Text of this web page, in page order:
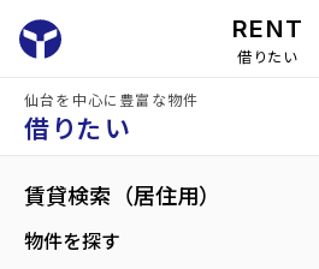
RENT
借りたい
仙台を中心に豊富な物件
借りたい
賃貸検索（居住用）
物件を探す
賃貸マンション 将監団地一街区
建物概要
将監団地一街区